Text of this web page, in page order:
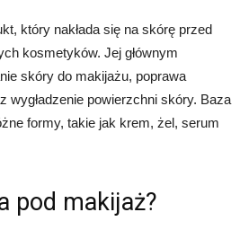
który nakłada się na skórę przed
kosmetyków. Jej głównym
skóry do makijażu, poprawa
wygładzenie powierzchni skóry. Baza
formy, takie jak krem, żel, serum
pod makijaż?